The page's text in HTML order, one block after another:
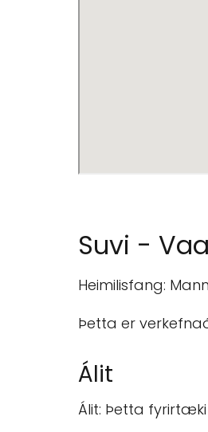
Suvi -
Heimilisfang:
Þetta er
Álit
Álit: Þetta fyrirtæki